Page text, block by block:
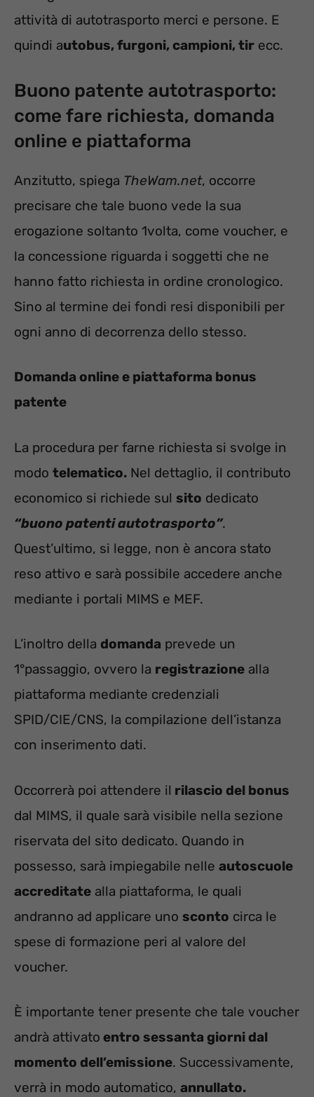
attività di autotrasporto merci e persone. E
quindi autobus, furgoni, campioni, tir ecc.
Buono patente autotrasporto:
come fare richiesta, domanda
online e piattaforma
Anzitutto, spiega TheWam.net, occorre
precisare che tale buono vede la sua
erogazione soltanto 1volta, come voucher, e
la concessione riguarda i soggetti che ne
hanno fatto richiesta in ordine cronologico.
Sino al termine dei fondi resi disponibili per
ogni anno di decorrenza dello stesso.
Domanda online e piattaforma bonus
patente
La procedura per farne richiesta si svolge in
modo telematico. Nel dettaglio, il contributo
economico si richiede sul sito dedicato
“buono patenti autotrasporto”.
Quest’ultimo, si legge, non è ancora stato
reso attivo e sarà possibile accedere anche
mediante i portali MIMS e MEF.
L’inoltro della domanda prevede un
1°passaggio, ovvero la registrazione alla
piattaforma mediante credenziali
SPID/CIE/CNS, la compilazione dell’istanza
con inserimento dati.
Occorrerà poi attendere il rilascio del bonus
dal MIMS, il quale sarà visibile nella sezione
riservata del sito dedicato. Quando in
possesso, sarà impiegabile nelle autoscuole
accreditate alla piattaforma, le quali
andranno ad applicare uno sconto circa le
spese di formazione peri al valore del
voucher.
È importante tener presente che tale voucher
andrà attivato entro sessanta giorni dal
momento dell’emissione. Successivamente,
verrà in modo automatico, annullato.